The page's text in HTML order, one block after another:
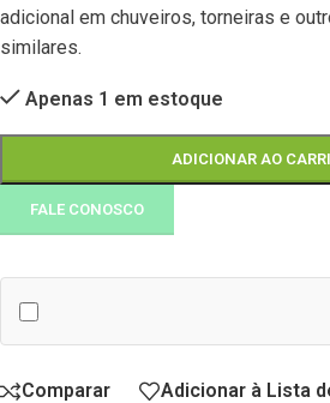
adicional em chuveiros, torneiras e
similares.
Apenas 1 em estoque
ADICIONAR AO
FALE CONOSCO
Comparar Adicionar à Lista